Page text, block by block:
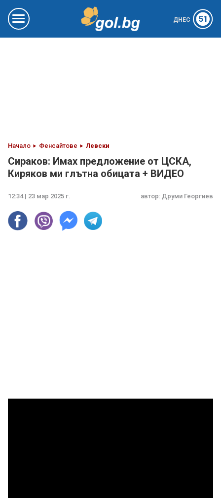
ДНЕС 51
Начало Фенсайтове Левски
Сираков: Имах предложение от ЦСКА,
Киряков ми глътна обицата + ВИДЕО
12:34 | 23 мар 2025 г. автор: Друми Георгиев